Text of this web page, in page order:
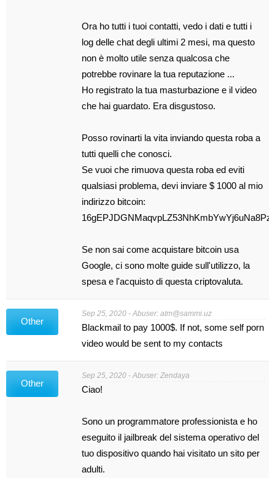
Ora ho tutti i tuoi contatti, vedo i dati e tutti i
log delle chat degli ultimi 2 mesi, ma questo
non è molto utile senza qualcosa che
potrebbe rovinare la tua reputazione ...
Ho registrato la tua masturbazione e il video
che hai guardato. Era disgustoso.
Posso rovinarti la vita inviando questa roba a
tutti quelli che conosci.
Se vuoi che rimuova questa roba ed eviti
qualsiasi problema, devi inviare $ 1000 al mio
indirizzo bitcoin:
16gEPJDGNMaqvpLZ53NhKmbYwYj6uNa8Pz
Se non sai come acquistare bitcoin usa
Google, ci sono molte guide sull'utilizzo, la
spesa e l'acquisto di questa criptovaluta.
Other
Sep 25, 2020 - Abuser:atm@sammi.uz
Blackmail to pay 1000$. If not, some self porn
video would be sent to my contacts
Other
Sep 25, 2020 - Abuser: Zendaya
Ciao!
Sono un programmatore professionista e ho
eseguito il jailbreak del sistema operativo del
tuo dispositivo quando hai visitato un sito per
adulti.